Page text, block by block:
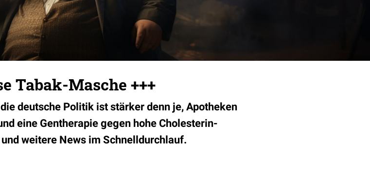
Tabak-Masche +++
deutsche Politik ist stärker denn je, Apotheken
eine Gentherapie gegen hohe Cholesterin-
weitere News im Schnelldurchlauf.